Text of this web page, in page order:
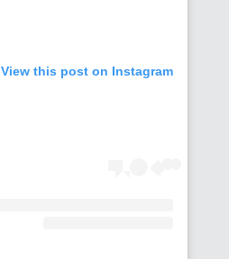
View this post on Instagram